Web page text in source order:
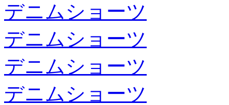
デニムショーツ
デニムショーツ
デニムショーツ
デニムショーツ